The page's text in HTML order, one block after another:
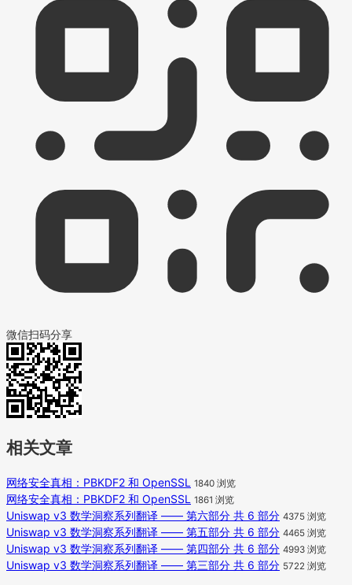
微信扫码分享
相关文章
网络安全真相：PBKDF2 和 OpenSSL 1840 浏览
网络安全真相：PBKDF2 和 OpenSSL 1861 浏览
Uniswap v3 数学洞察系列翻译 —— 第六部分 共 6 部分 4375 浏览
Uniswap v3 数学洞察系列翻译 —— 第五部分 共 6 部分 4465 浏览
Uniswap v3 数学洞察系列翻译 —— 第四部分 共 6 部分 4993 浏览
Uniswap v3 数学洞察系列翻译 —— 第三部分 共 6 部分 5722 浏览